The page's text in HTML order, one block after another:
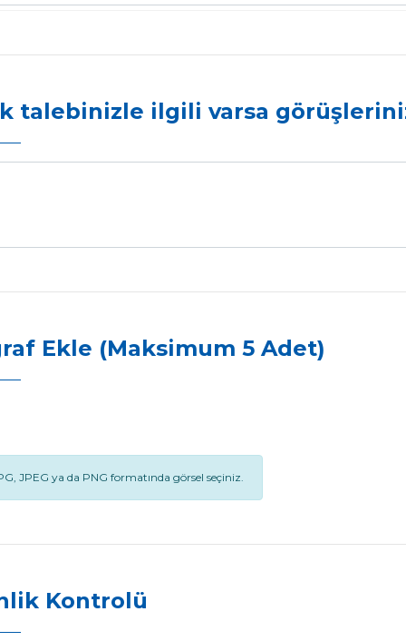
talebinizle ilgili varsa
Ekle (Maksimum 5 Adet)
JPEG ya da PNG formatında görsel seçiniz.
Kontrolü